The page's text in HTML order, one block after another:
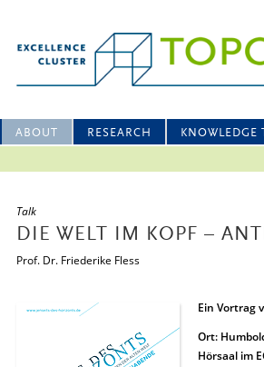
ABOUT RESEARCH KNOWLEDGE
Talk
DIE WELT IM KOPF –
Prof. Dr. Friederike Fless
Ein Vortrag
Ort:
Hörsaal im